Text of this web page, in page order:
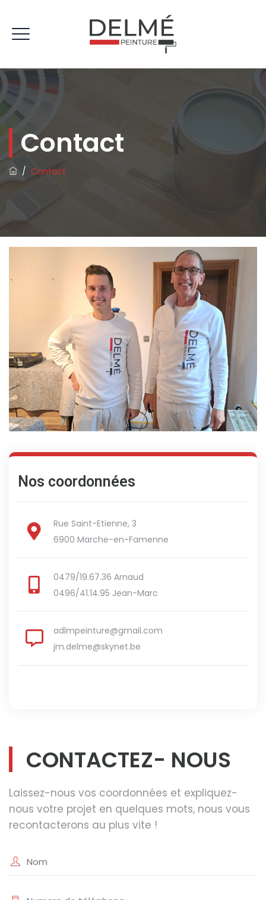
Contact
/ Contact
Nos coordonnées
Rue Saint-Etienne, 3
6900 Marche-en-Famenne
0479/19.67.36 Arnaud
0496/41.14.95 Jean-Marc
adlmpeinture@gmail.com
jm.delme@skynet.be
CONTACTEZ- NOUS
Laissez-nous vos coordonnées et expliquez-
nous votre projet en quelques mots, nous vous
recontacterons au plus vite !